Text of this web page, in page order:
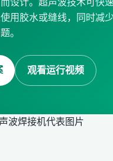
接机
割机
声波焊接机
设备
设计。超声波技术可快速
用胶水或缝线，同时减少
。
观看运行视频